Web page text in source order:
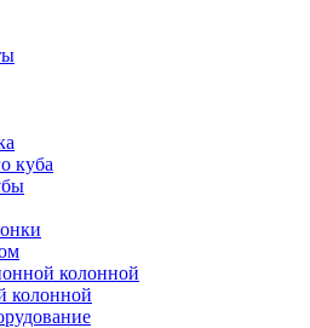
куба
колонной
колонной